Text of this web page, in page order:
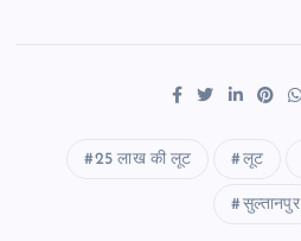
25 लाख की लूट लूट
सुल्तानपुर